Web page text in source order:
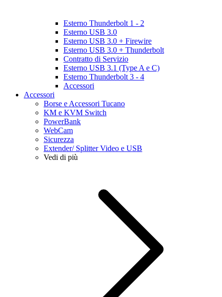
Esterno Thunderbolt 1 - 2
Esterno USB 3.0
Esterno USB 3.0 + Firewire
Esterno USB 3.0 + Thunderbolt
Contratto di Servizio
Esterno USB 3.1 (Type A e C)
Esterno Thunderbolt 3 - 4
Accessori
Accessori
Borse e Accessori Tucano
KM e KVM Switch
PowerBank
WebCam
Sicurezza
Extender/ Splitter Video e USB
Vedi di più